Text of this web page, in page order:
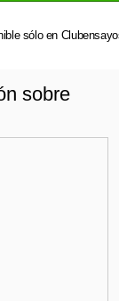
sólo en
sobre